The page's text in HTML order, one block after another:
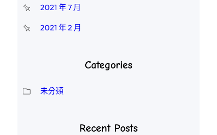
2021 年 7 月
2021 年 2 月
Categories
未分類
Recent Posts